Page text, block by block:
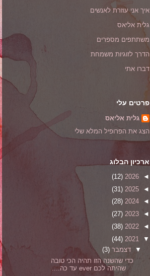
איך אני עוזרת לאנשים
גלית אליאס
משתתפים מספרים
הדרך לזוגיות משמחת
דברו אתי
פרטים עלי
גלית אליאס
הצג את הפרופיל המלא שלי
ארכיון הבלוג
◄
2026
(12)
◄
2025
(31)
◄
2024
(28)
◄
2023
(27)
◄
2022
(38)
▼
2021
(44)
▼ דצמבר (3)
כדי שהשנה הזו תהיה הכי טובה
שהיתה לכם ever עד כה....